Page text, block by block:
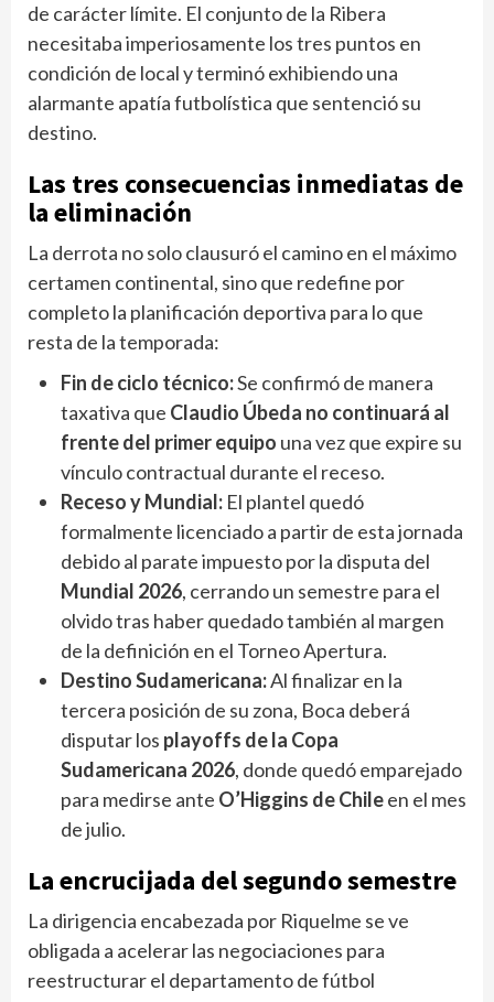
de carácter límite. El conjunto de la Ribera
necesitaba imperiosamente los tres puntos en
condición de local y terminó exhibiendo una
alarmante apatía futbolística que sentenció su
destino.
Las tres consecuencias inmediatas de
la eliminación
La derrota no solo clausuró el camino en el máximo
certamen continental, sino que redefine por
completo la planificación deportiva para lo que
resta de la temporada:
Fin de ciclo técnico:Se confirmó de manera
taxativa que Claudio Úbeda no continuará al
frente del primer equipo una vez que expire su
vínculo contractual durante el receso.
Receso y Mundial: El plantel quedó
formalmente licenciado a partir de esta jornada
debido al parate impuesto por la disputa del
Mundial 2026, cerrando un semestre para el
olvido tras haber quedado también al margen
de la definición en el Torneo Apertura.
Destino Sudamericana:Al finalizar en la
tercera posición de su zona, Boca deberá
disputar los playoffs de la Copa
Sudamericana 2026, donde quedó emparejado
para medirse ante O’Higgins de Chileen el mes
de julio.
La encrucijada del segundo semestre
La dirigencia encabezada por Riquelme se ve
obligada a acelerar las negociaciones para
reestructurar el departamento de fútbol